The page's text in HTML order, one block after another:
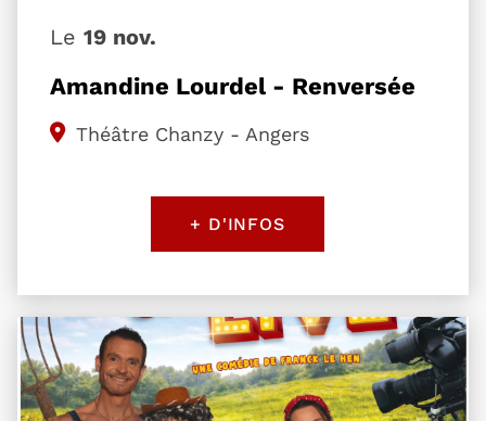
Amandine Lourdel - Renversée
Le 19 nov.
Théâtre Chanzy - Angers
+ D'INFOS
Plus d'information sur l'évènement Tout part en